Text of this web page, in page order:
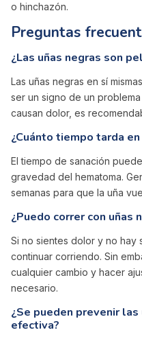
o hinchazón.
Preguntas
¿Las uñas negras son
Las uñas negras en sí
ser un signo de un
causan dolor, es
¿Cuánto tiempo tarda
El tiempo de sanación
gravedad del hematoma.
semanas para que la uña
¿Puedo correr con uñas
Si no sientes dolor y no
continuar corriendo. Sin
cualquier cambio y hacer
necesario.
¿Se pueden prevenir
efectiva?